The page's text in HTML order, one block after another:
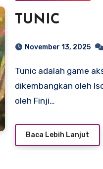
TUNIC
November 13, 2025
Tunic adalah game aksi-petualangan tahun 2022 yang
dikembangkan oleh
oleh Finji…
Baca Lebih Lanjut